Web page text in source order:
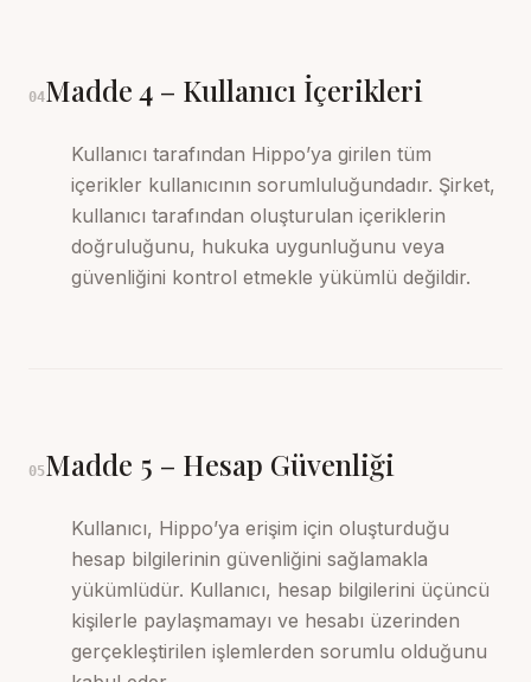
04Madde4 – Kullanıcı İçerikleri
Kullanıcı tarafından Hippo’ya girilen tüm
içerikler kullanıcının sorumluluğundadır. Şirket,
kullanıcı tarafından oluşturulan içeriklerin
doğruluğunu, hukuka uygunluğunu veya
güvenliğini kontrol etmekle yükümlü değildir.
05Madde 5 – Hesap Güvenliği
Kullanıcı, Hippo’ya erişim için oluşturduğu
hesap bilgilerinin güvenliğini sağlamakla
yükümlüdür. Kullanıcı, hesap bilgilerini üçüncü
kişilerle paylaşmamayı ve hesabı üzerinden
gerçekleştirilen işlemlerden sorumlu olduğunu